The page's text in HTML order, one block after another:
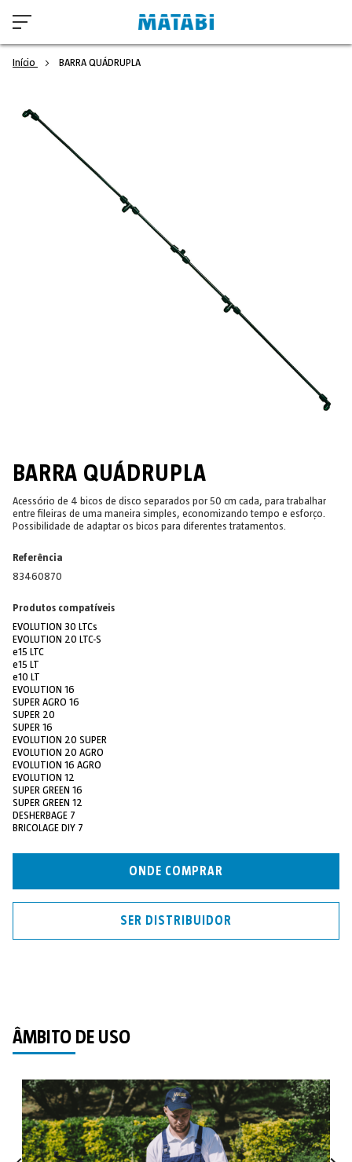
Início BARRA QUÁDRUPLA
BARRA QUÁDRUPLA
Acessório de 4 bicos de disco separados por 50 cm cada, para trabalhar
entre fileiras de uma maneira simples, economizando tempo e esforço.
Possibilidade de adaptar os bicos para diferentes tratamentos.
Referência
83460870
Produtos compatíveis
EVOLUTION 30 LTCs
EVOLUTION 20 LTC-S
e15 LTC
e15 LT
e10 LT
EVOLUTION 16
SUPER AGRO 16
SUPER 20
SUPER 16
EVOLUTION 20 SUPER
EVOLUTION 20 AGRO
EVOLUTION 16 AGRO
EVOLUTION 12
SUPER GREEN 16
SUPER GREEN 12
DESHERBAGE 7
BRICOLAGE DIY 7
ONDE COMPRAR
SER DISTRIBUIDOR
ÂMBITO DE USO